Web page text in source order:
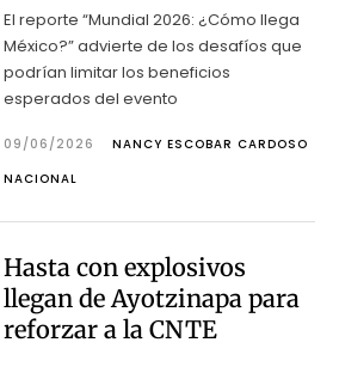
El reporte “Mundial 2026: ¿Cómo llega
México?” advierte de los desafíos que
podrían limitar los beneficios
esperados del evento
09/06/2026
NANCY ESCOBAR CARDOSO
NACIONAL
Hasta con explosivos
llegan de Ayotzinapa para
reforzar a la CNTE